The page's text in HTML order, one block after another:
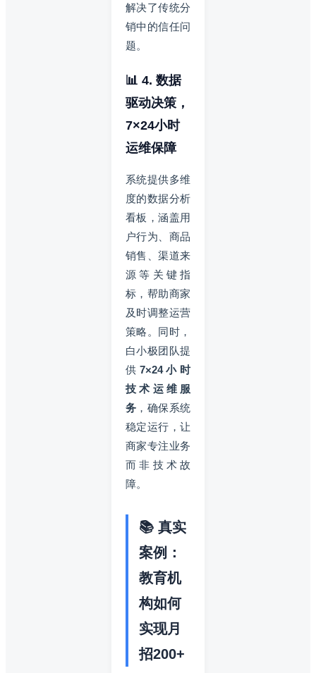
解决了传统分
销中的信任问
题。
📊 4. 数据
驱动决策，
7×24小时
运维保障
系统提供多维
度的数据分析
看板，涵盖用
户行为、商品
销售、渠道来
源等关键指
标，帮助商家
及时调整运营
策略。同时，
白小极团队提
供 7×24小时
技术运维服
务 ，确保系统
稳定运行，让
商家专注业务
而非技术故
障。
📚 真实
案例：
教育机
构如何
实现月
招200+